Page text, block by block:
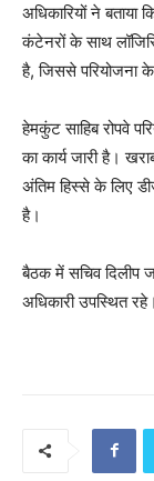
अधिकारियों ने
कंटेनरों के साथ
है, जिससे परियोजना के
हेमकुंट साहिब रोपवे
का कार्य जारी है।
अंतिम हिस्से के लिए
है।
बैठक में सचिव दिलीप
अधिकारी उपस्थित रहे।